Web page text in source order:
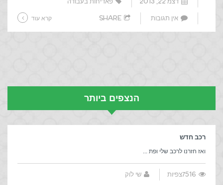
אין תגובות
SHARE קרא עוד
הנצפים ביותר
רכב חדש
ואז חזרנו לרכב שלי ופת ...
7516צפיות שי לוק